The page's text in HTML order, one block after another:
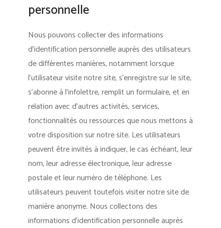
personnelle
Nous pouvons collecter des informations
d’identification personnelle auprès des utilisateurs
de différentes manières, notamment lorsque
l’utilisateur visite notre site, s’enregistre sur le site,
s’abonne à l’infolettre, remplit un formulaire, et en
relation avec d’autres activités, services,
fonctionnalités ou ressources que nous mettons à
votre disposition sur notre site. Les utilisateurs
peuvent être invités à indiquer, le cas échéant, leur
nom, leur adresse électronique, leur adresse
postale et leur numéro de téléphone. Les
utilisateurs peuvent toutefois visiter notre site de
manière anonyme. Nous collectons des
informations d’identification personnelle auprès